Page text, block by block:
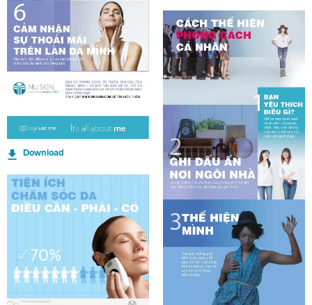
Download